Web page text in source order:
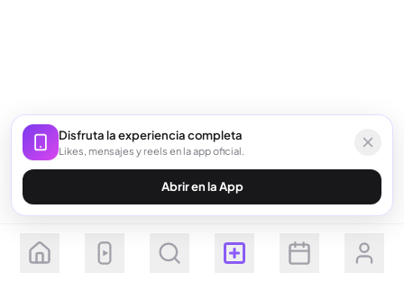
Seguir Suscribirse
Disfruta la experiencia completa
Likes, mensajes y reels en la app oficial.
Abrir en la App